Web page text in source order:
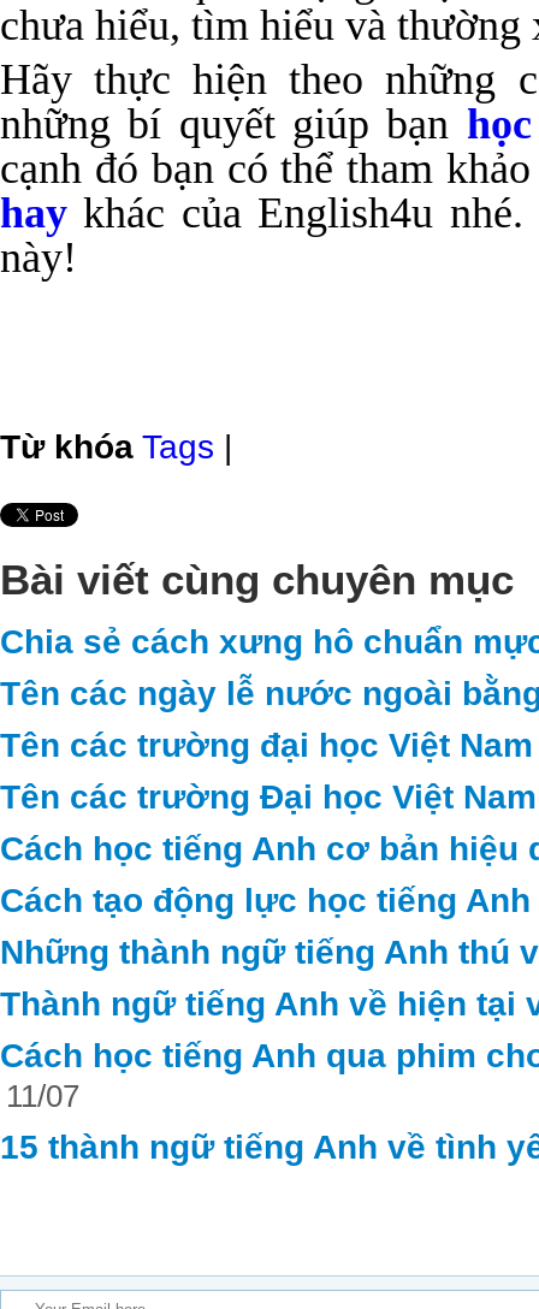
chưa hiểu, tìm hiểu và thường
Hãy thực hiện theo những
những bí quyết giúp bạn
cạnh đó bạn có thể tham
hay khác của English4u
này!
Từ khóa Tags |
Bài viết cùng chuyên mục
Chia sẻ cách xưng hô chuẩn
Tên các ngày lễ nước ngoài
Tên các trường đại học Việt
Tên các trường Đại học Việt
Cách học tiếng Anh cơ bản hiệu
Cách tạo động lực học tiếng
Những thành ngữ tiếng Anh thú
Thành ngữ tiếng Anh về hiện tại
Cách học tiếng Anh qua phim
11/07
15 thành ngữ tiếng Anh về tình